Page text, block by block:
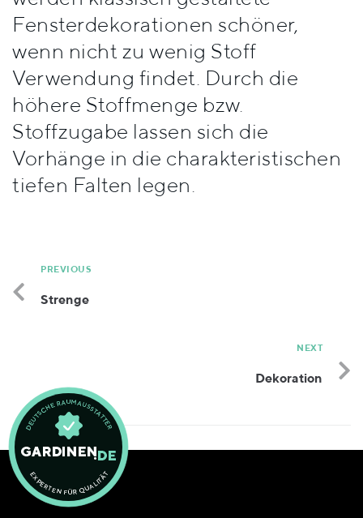
Farben
Stile
Fensterdekorationen schöner,
wenn nicht zu wenig Stoff
Verwendung findet. Durch die
höhere Stoffmenge bzw.
Stoffzugabe lassen sich die
Vorhänge in die charakteristischen
tiefen Falten legen.
PREVIOUS
Strenge
NEXT
Dekoration